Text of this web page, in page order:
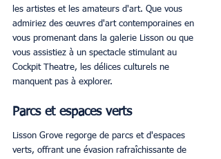
les artistes et les amateurs d'art. Que vous
admiriez des œuvres d'art contemporaines en
vous promenant dans la galerie Lisson ou que
vous assistiez à un spectacle stimulant au
Cockpit Theatre, les délices culturels ne
manquent pas à explorer.
Parcs et espaces verts
Lisson Grove regorge de parcs et d'espaces
verts, offrant une évasion rafraîchissante de